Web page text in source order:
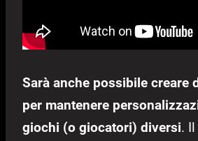
Sarà anche possibile creare
per mantenere
giochi (o giocatori) diversi.